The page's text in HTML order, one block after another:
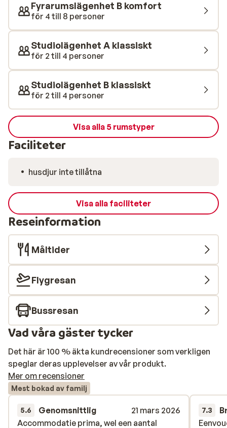
Fyrarumslägenhet B komfort
för 4 till 8 personer
Studiolägenhet A klassiskt
för 2 till 4 personer
Studiolägenhet B klassiskt
för 2 till 4 personer
Visa alla 5 rumstyper
Faciliteter
husdjur inte tillåtna
Visa alla faciliteter
Reseinformation
Måltider
Flygresan
Bussresan
Vad våra gäster tycker
Det här är 100 % äkta kundrecensioner som verkligen
speglar deras upplevelser av vår produkt.
Mer om recensioner
Mest bokad av familj
5.6 Genomsnittlig
21 mars 2026
Accommodatie prima, wel een aantal
Accommodatie prima, wel een aantal
7.3